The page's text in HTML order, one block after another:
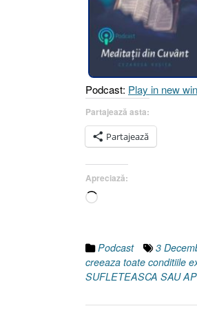
Podcast: Play in new
Partajează asta:
Partajează
Apreciază:
Încarc...
Podcast 3
creeaza toate conditiile
SUFLETEASCA SAU